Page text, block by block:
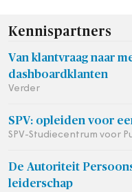
Kennispartners
Van klantvraag naar
dashboardklanten
Verder
SPV: opleiden voor
SPV-Studiecentrum voor
De Autoriteit
leiderschap